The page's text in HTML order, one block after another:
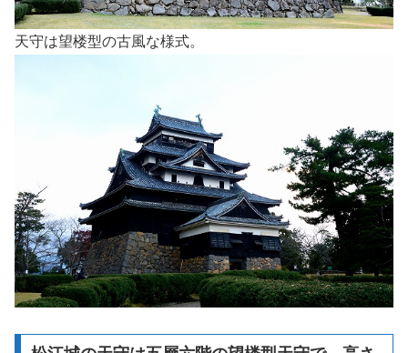
天守は望楼型の古風な様式。